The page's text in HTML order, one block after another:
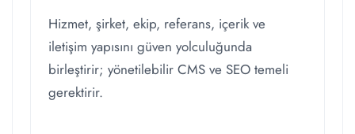
Hizmet, şirket, ekip, referans, içerik ve
iletişim yapısını güven yolculuğunda
birleştirir; yönetilebilir CMS ve SEO temeli
gerektirir.